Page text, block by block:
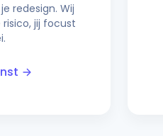
redesign. Wij
jij focust